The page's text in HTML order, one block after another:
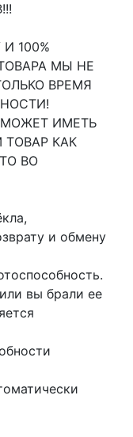
100%
МЫ НЕ
ВРЕМЯ
ИМЕТЬ
КАК
ВО
и обмену
вы брали ее